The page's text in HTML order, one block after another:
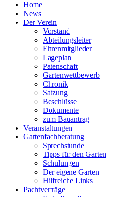
Home
News
Der Verein
Vorstand
Abteilungsleiter
Ehrenmitglieder
Lageplan
Patenschaft
Gartenwettbewerb
Chronik
Satzung
Beschlüsse
Dokumente
zum Bauantrag
Veranstaltungen
Gartenfachberatung
Sprechstunde
Tipps für den Garten
Schulungen
Der eigene Garten
Hilfreiche Links
Pachtverträge